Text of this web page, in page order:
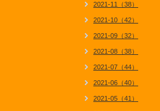
2021-11（38）
2021-10（42）
2021-09（32）
2021-08（38）
2021-07（44）
2021-06（40）
2021-05（41）